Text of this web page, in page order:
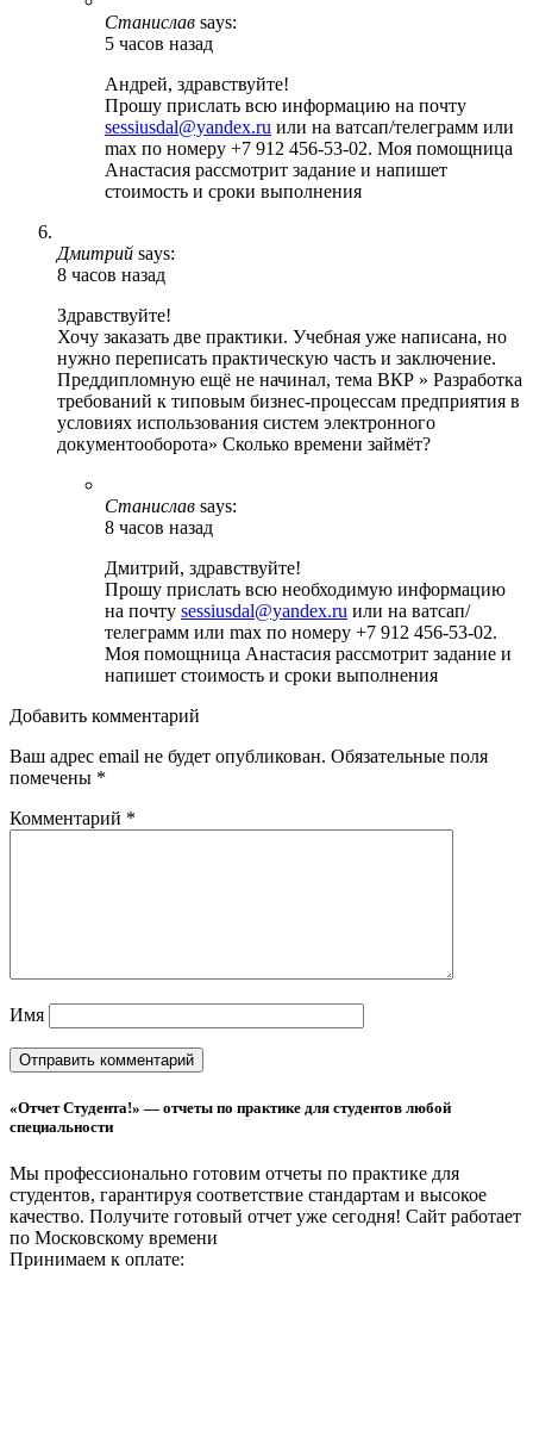
Станислав says:
5 часов назад
Андрей, здравствуйте!
Прошу прислать всю информацию на почту
sessiusdal@yandex.ru или на ватсап/телеграмм или
max по номеру +7 912 456-53-02. Моя помощница
Анастасия рассмотрит задание и напишет
стоимость и сроки выполнения
Дмитрий says:
8 часов назад
Здравствуйте!
Хочу заказать две практики. Учебная уже написана, но
нужно переписать практическую часть и заключение.
Преддипломную ещё не начинал, тема ВКР » Разработка
требований к типовым бизнес-процессам предприятия в
условиях использования систем электронного
документооборота» Сколько времени займёт?
Станислав says:
8 часов назад
Дмитрий, здравствуйте!
Прошу прислать всю необходимую информацию
на почту sessiusdal@yandex.ru или на ватсап/
телеграмм или max по номеру +7 912 456-53-02.
Моя помощница Анастасия рассмотрит задание и
напишет стоимость и сроки выполнения
Добавить комментарий
Ваш адрес email не будет опубликован. Обязательные поля
помечены *
Комментарий *
Имя
«Отчет Студента!» — отчеты по практике для студентов любой
специальности
Мы профессионально готовим отчеты по практике для
студентов, гарантируя соответствие стандартам и высокое
качество. Получите готовый отчет уже сегодня! Сайт работает
по Московскому времени
Принимаем к оплате: